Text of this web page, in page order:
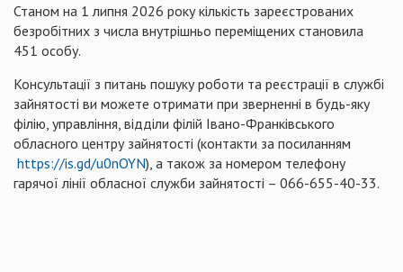
Станом на 1 липня 2026 року кількість зареєстрованих
безробітних з числа внутрішньо переміщених становила
451 особу.
Консультації з питань пошуку роботи та реєстрації в службі
зайнятості ви можете отримати при зверненні в будь-яку
філію, управління, відділи філій Івано-Франківського
обласного центру зайнятості (контакти за посиланням
https://is.gd/u0nOYN), а також за номером телефону
гарячої лінії обласної служби зайнятості – 066-655-40-33.